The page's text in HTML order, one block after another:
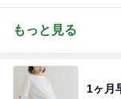
もっと見る
1ヶ月